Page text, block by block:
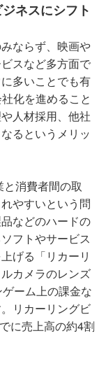
ネスにシフト
ならず、映画や
スなど多方面で
多いことでも有
化を進めること
人材採用、他社
るというメリッ
消費者間の取
やすいという問
などのハードの
フトやサービス
げる「リカーリ
カメラのレンズ
ーム上の課金な
リカーリングビ
に売上高の約4割